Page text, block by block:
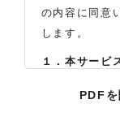
の内容に同意
します。
１．本サービ
の内容を、非
合に限り、閲
PDF